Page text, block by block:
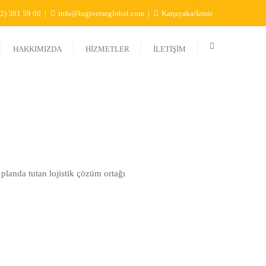
381 59 00 info@logiverseglobal.com Karşıyaka/İzmir
HAKKIMIZDA HİZMETLER İLETİŞİM
tutan lojistik çözüm ortağı